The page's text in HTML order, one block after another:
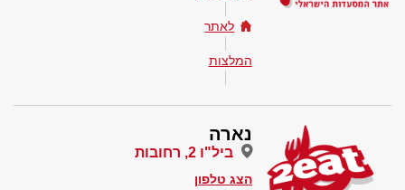
לאתר
המלצות
נארה
ביל"ו 2, רחובות
הצג טלפון